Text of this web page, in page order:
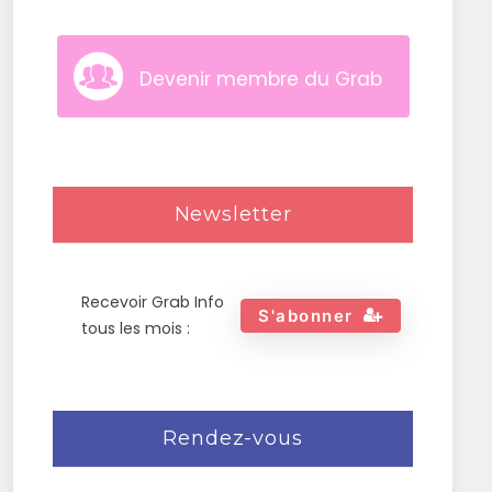
Devenir membre du Grab
Newsletter
Recevoir Grab Info
tous les mois :
S'abonner
Rendez-vous